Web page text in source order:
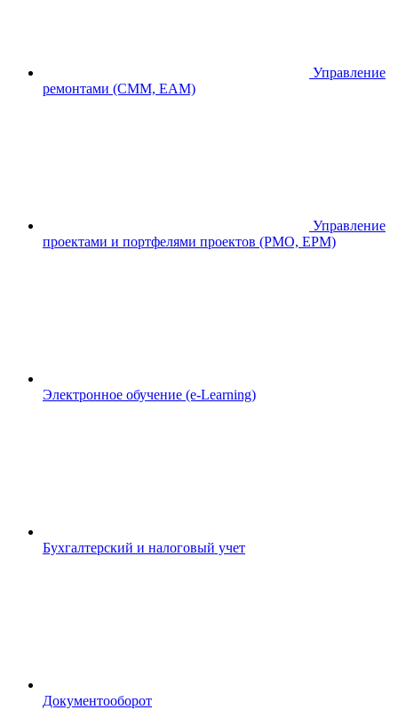
Управление
ремонтами (CMM, EAM)
Управление
проектами и портфелями проектов (PMO, EPM)
Электронное обучение (e-Learning)
Бухгалтерский и налоговый учет
Документооборот